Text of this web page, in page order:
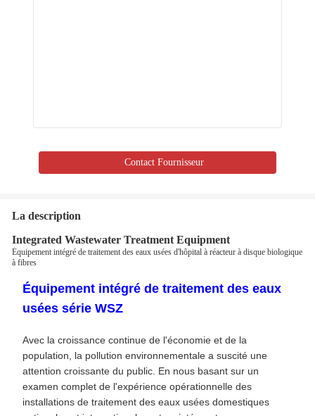
Contact Fournisseur
La description
Integrated Wastewater Treatment Equipment
Équipement intégré de traitement des eaux usées d'hôpital à réacteur à disque biologique
à fibres
Équipement intégré de traitement des eaux
usées série WSZ
Avec la croissance continue de l'économie et de la
population, la pollution environnementale a suscité une
attention croissante du public. En nous basant sur un
examen complet de l'expérience opérationnelle des
installations de traitement des eaux usées domestiques